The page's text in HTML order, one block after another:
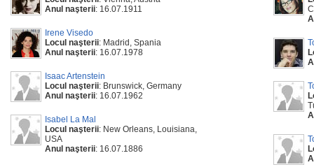
Anul naşterii: 16.07.1911
Irene Visedo
Locul naşterii: Madrid, Spania
Anul naşterii: 16.07.1978
Isaac Artenstein
Locul naşterii: Brunswick, Germany
Anul naşterii: 16.07.1962
Isabel La Mal
Locul naşterii: New Orleans, Louisiana,
USA
Anul naşterii: 16.07.1886